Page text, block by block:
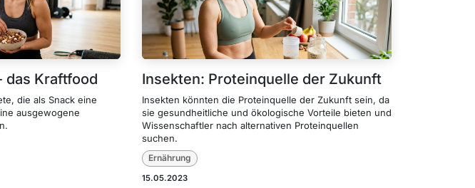
das Kraftfood
die als Snack eine
ausgewogene
Insekten: Proteinquelle der Zukunft
Insekten könnten die Proteinquelle der Zukunft sein, da
sie gesundheitliche und ökologische Vorteile bieten und
Wissenschaftler nach alternativen Proteinquellen
suchen.
Ernährung
15.05.2023